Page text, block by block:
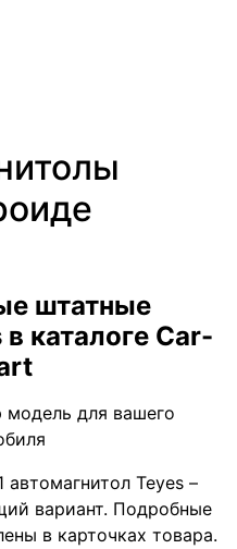
штатные
каталоге Car-
для вашего
Teyes –
вариант. Подробные
в карточках товара.